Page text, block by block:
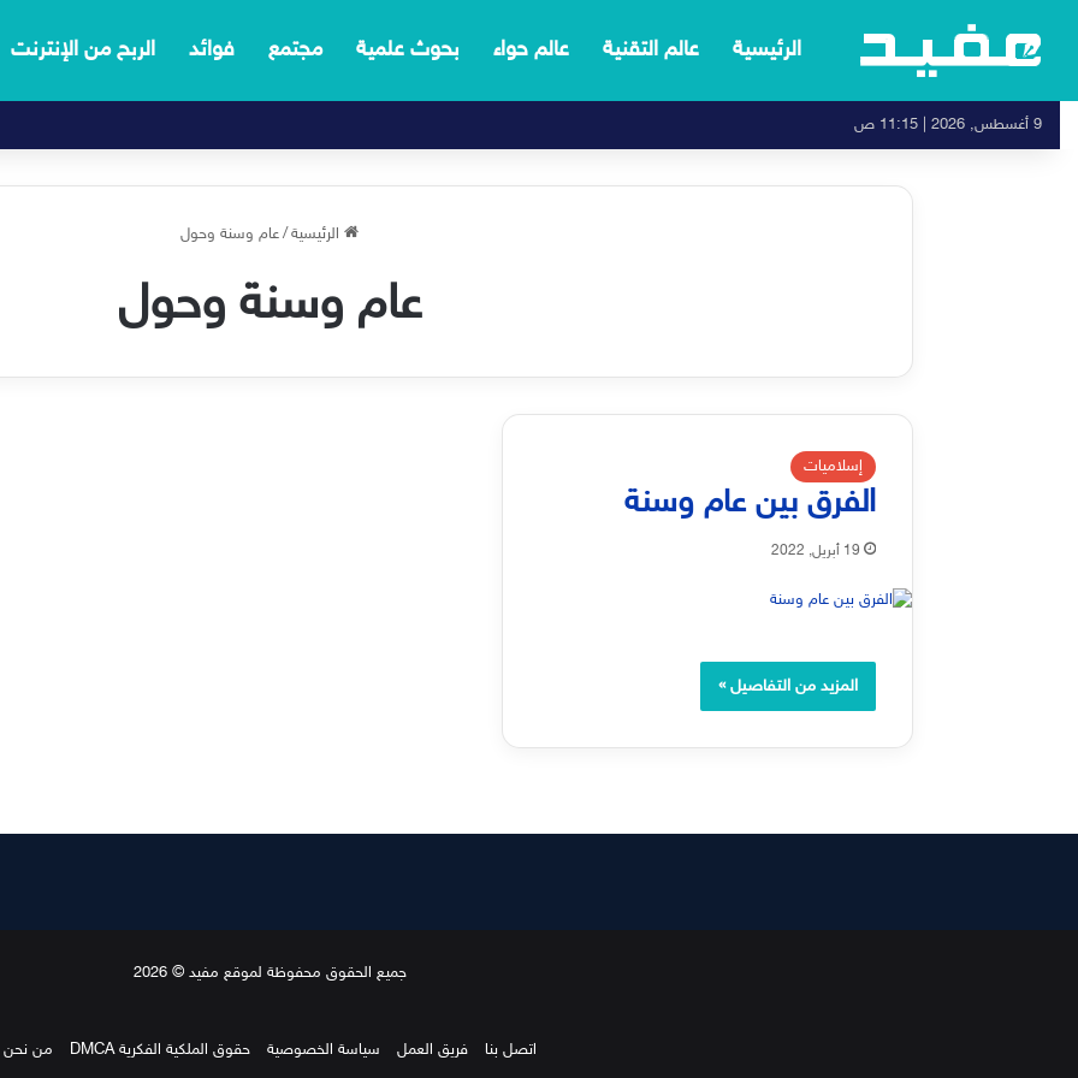
الرئيسية عالم التقنية عالم حواء بحوث علمية مجتمع فوائد الربح من الإنترنت
9 أغسطس, 2026 | 11:15 ص
الرئيسية/عام وسنة وحول
عام وسنة وحول
إسلاميات
الفرق بين عام وسنة
19 أبريل, 2022
المزيد من التفاصيل »
جميع الحقوق محفوظة لموقع مفيد © 2026
اتصل بنا فريق العمل سياسة الخصوصية حقوق الملكية الفكرية DMCA من نحن